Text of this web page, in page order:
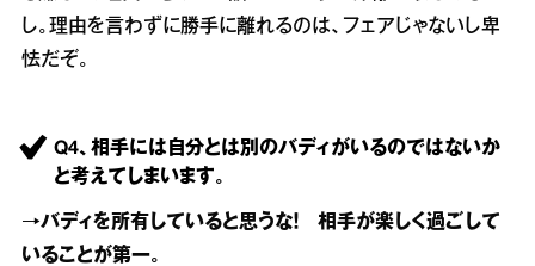
し。理由を言わずに勝手に離れるのは、フェアじゃないし卑
怯だぞ。
Q4、相手には自分とは別のバディがいるのではないか
と考えてしまいます。
→バディを所有していると思うな！ 相手が楽しく過ごして
いることが第一。